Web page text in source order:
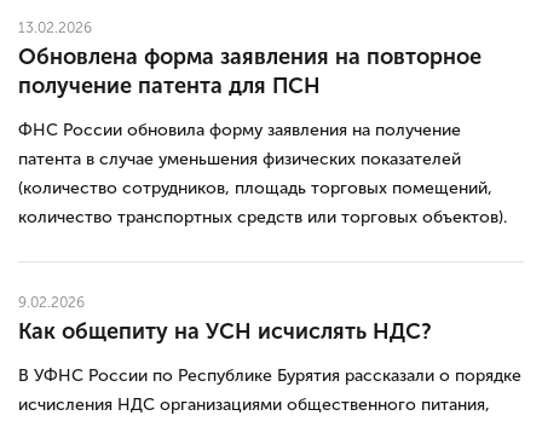
13.02.2026
Обновлена форма заявления на повторное
получение патента для ПСН
ФНС России обновила форму заявления на получение
патента в случае уменьшения физических показателей
(количество сотрудников, площадь торговых помещений,
количество транспортных средств или торговых объектов).
9.02.2026
Как общепиту на УСН исчислять НДС?
В УФНС России по Республике Бурятия рассказали о порядке
исчисления НДС организациями общественного питания,